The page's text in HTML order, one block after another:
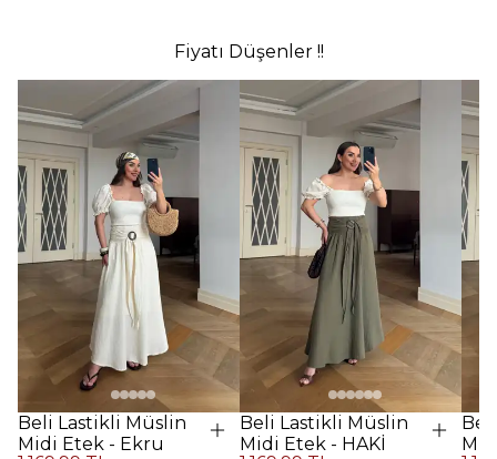
Fiyatı Düşenler !!
Beli Lastikli Müslin
Midi Etek - Ekru
Beli Lastikli Müslin
Midi Etek - HAKİ